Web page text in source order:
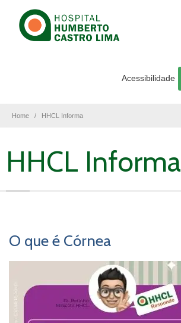
Acessibilidade
Home HHCL Informa
HHCL Informa
O que é Córnea